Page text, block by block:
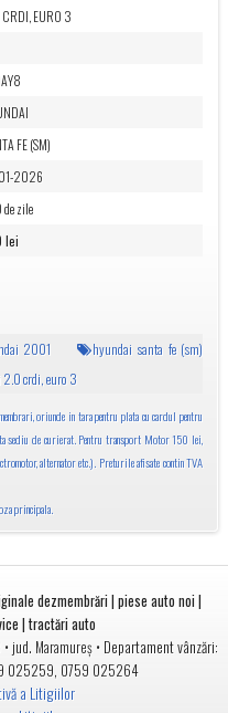
EURO 3
FE (SM)
2026
zile
lei
2001
hyundai santa fe (sm)
crdi, euro 3
oriunde in tara pentru plata cu cardul pentru
sediu de curierat. Pentru transport Motor 150 lei,
alternator etc.). Preturile afisate contin TVA
principala.
dezmembrări | piese auto noi |
| tractări auto
• jud. Maramureș • Departament vânzări:
025259, 0759 025264
a Litigiilor